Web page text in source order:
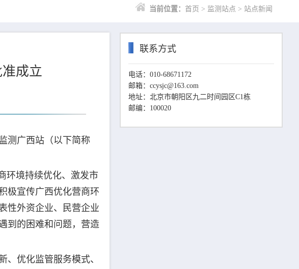
当前位置： 首页 > 监测站点 > 站点新闻
成立
测广西站（以下简称
环境持续优化、激发市
极宣传广西优化营商环
性外资企业、民营企业
到的困难和问题，营造
、优化监管服务模式、
联系方式
电话：010-68671172
邮箱：ccysjc@163.com
地址：北京市朝阳区九二时间园区C1栋
邮编：100020